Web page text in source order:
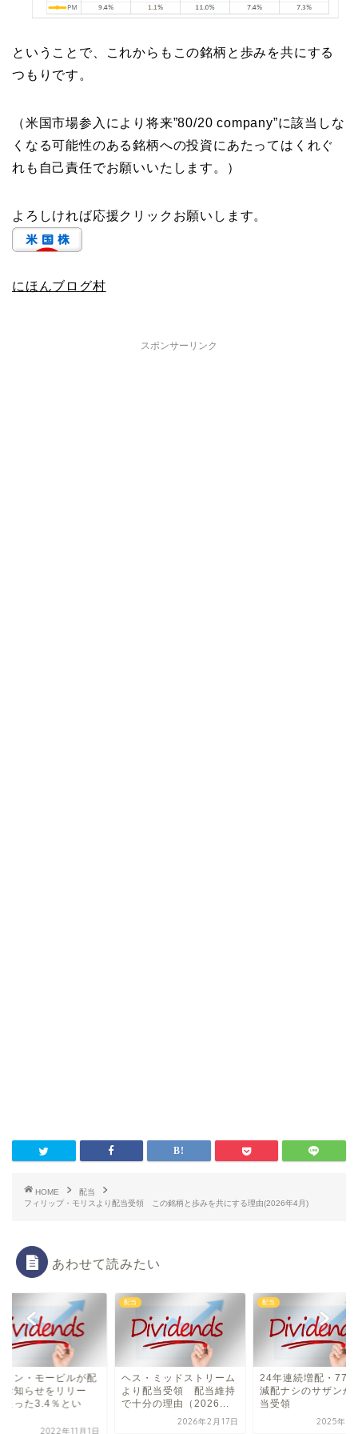
ということで、これからもこの銘柄と歩みを共にする
つもりです。
（米国市場参入により将来”80/20 company”に該当しな
くなる可能性のある銘柄への投資にあたってはくれぐ
れも自己責任でお願いいたします。）
よろしければ応援クリックお願いします。
にほんブログ村
スポンサーリンク
HOME
配当
フィリップ・モリスより配当受領 この銘柄と歩みを共にする理由(2026年4月)
あわせて読みたい
ソン・モービルが配
お知らせをリリー
った3.4％とい
2022年11月1日
配当
ヘス・ミッドストリーム
より配当受領 配当維持
で十分の理由（2026...
2026年2月17日
配当
24年連続増配・77
減配ナシのサザンか
当受領
2025年6